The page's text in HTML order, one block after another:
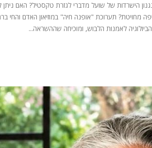
הישרדות של שועל מדברי לגזרת טקסטיל? האם
מחויטת? תערוכת "אופנה חיה" במוזיאון האדם והחי
לאמנות הלבוש, ומוכיחה שההשראה...